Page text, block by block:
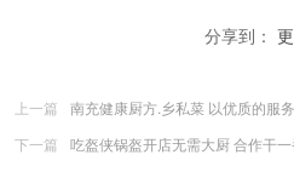
分享到：
上一篇
南充健康厨方.乡私菜 以优质的服
下一篇
吃盔侠锅盔开店无需大厨 合作干